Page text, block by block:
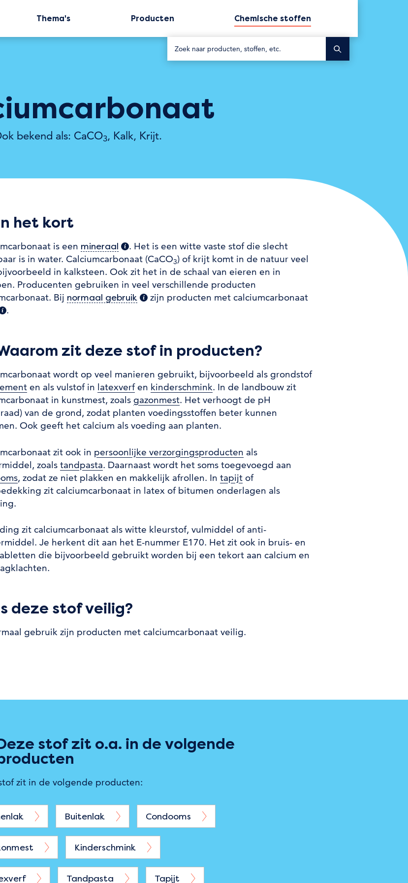
Thema's Producten Chemische stoffen
Zoek
bekend als: CaCO3, Kalk, Krijt.
het kort
is een mineraal (extra informatie)
. Het is een witte vaste stof die slecht
is in water. Calciumcarbonaat (CaCO3) of krijt komt in de natuur veel
in kalksteen. Ook zit het in de schaal van eieren en in
Producenten gebruiken in veel verschillende producten
Bij normaal gebruik (extra informatie)
zijn producten met calciumcarbonaat
informatie)
.
zit deze stof in producten?
wordt op veel manieren gebruikt, bijvoorbeeld als grondstof
en als vulstof in latexverfen kinderschmink. In de landbouw zit
in kunstmest, zoals gazonmest. Het verhoogt de pH
van de grond, zodat planten voedingsstoffen beter kunnen
Ook geeft het calcium als voeding aan planten.
zit ook in persoonlijke verzorgingsproducten als
zoals tandpasta. Daarnaast wordt het soms toegevoegd aan
, zodat ze niet plakken en makkelijk afrollen. In tapijt of
zit calciumcarbonaat in latex of bitumen onderlagen als
zit calciumcarbonaat als witte kleurstof, vulmiddel of anti-
Je herkent dit aan het E-nummer E170. Het zit ook in bruis- en
die bijvoorbeeld gebruikt worden bij een tekort aan calcium en
deze stof veilig?
gebruik zijn producten met calciumcarbonaat veilig.
stof zit o.a. in de volgende
zit in de volgende producten:
Buitenlak Condooms
Kinderschmink
Tandpasta Tapijt